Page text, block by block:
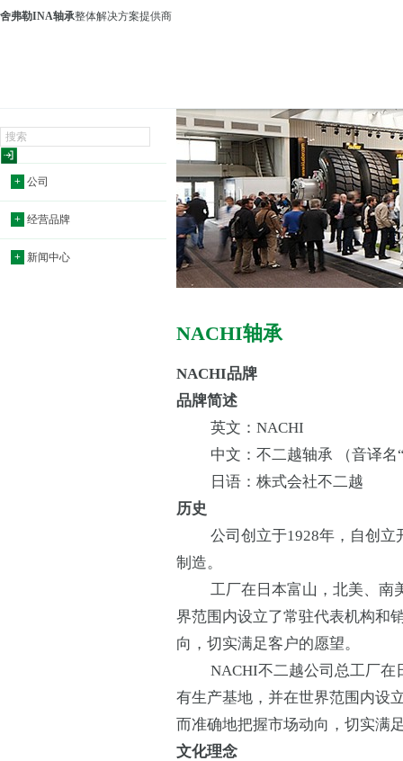
舍弗勒INA轴承整体解决方案提供商
+ 公司
+ 经营品牌
+ 新闻中心
NACHI轴承
NACHI品牌
品牌简述
英文：NACHI
中文：不二越轴承 （音译名“
日语：株式会社不二越
历史
公司创立于1928年，自创立
制造。
工厂在日本富山，北美、南美
界范围内设立了常驻代表机构和
向，切实满足客户的愿望。
NACHI不二越公司总工厂在
有生产基地，并在世界范围内设
而准确地把握市场动向，切实满
文化理念